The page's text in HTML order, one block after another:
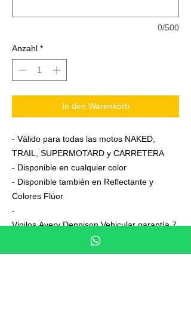
0/500
Anzahl *
In den Warenkorb
- Válido para todas las motos NAKED,
TRAIL, SUPERMOTARD y CARRETERA
- Disponible en cualquier color
- Disponible también en Reflectante y
Colores Flúor
-
Vinilos Avery Dennison Vehicular garantía 7
- Junto a su pedido se adjuntan unas